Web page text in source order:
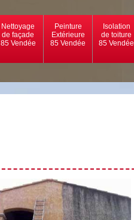
Nettoyage
de façade
85 Vendée
Peinture
Extérieure
85 Vendée
Isolation
de toiture
85 Vendée